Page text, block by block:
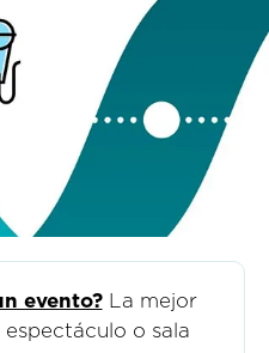
evento?La mejor
o sala